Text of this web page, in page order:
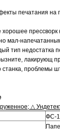
печатания на
мал-
тип недостатка
лакирующ
проблемы
△
ФС-